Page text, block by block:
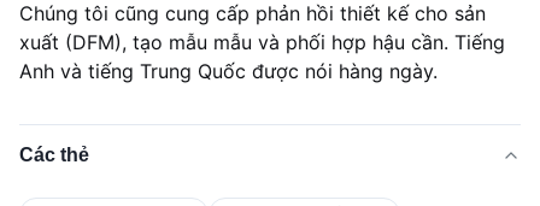
Chúng tôi cũng cung cấp phản hồi thiết kế cho sản
xuất (DFM), tạo mẫu mẫu và phối hợp hậu cần. Tiếng
Anh và tiếng Trung Quốc được nói hàng ngày.
Các thẻ